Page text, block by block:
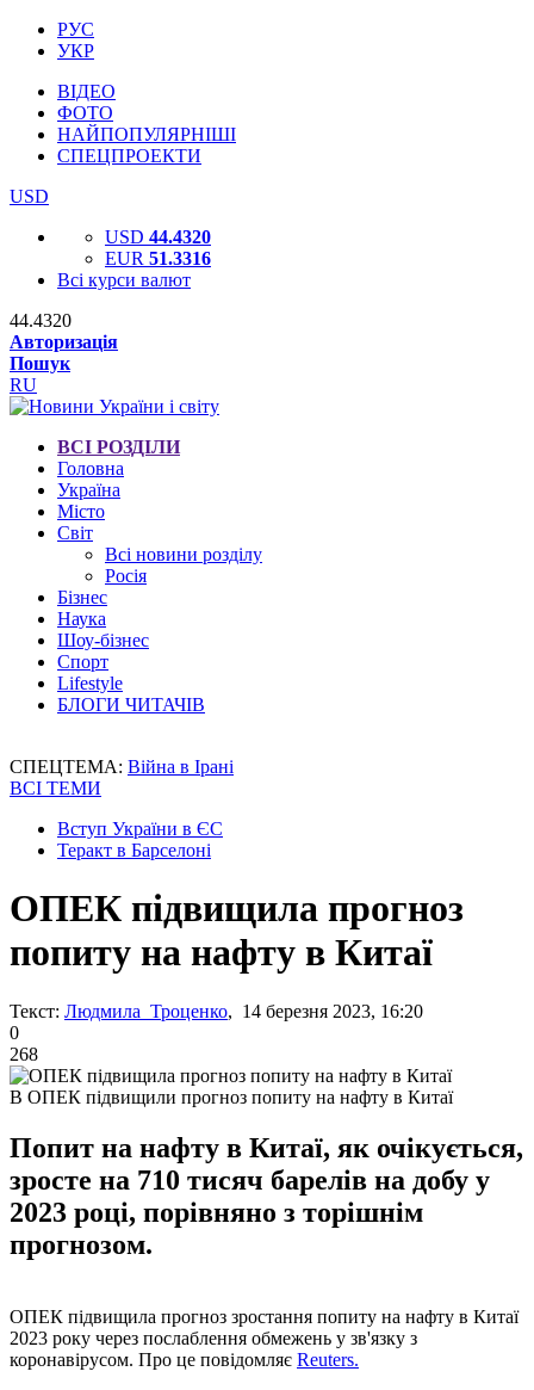
РУС
УКР
ВІДЕО
ФОТО
НАЙПОПУЛЯРНІШІ
СПЕЦПРОЕКТИ
USD
USD 44.4320
EUR 51.3316
Всі курси валют
44.4320
Авторизація
Пошук
RU
ВСІ РОЗДІЛИ
Головна
Україна
Місто
Світ
Всі новини розділу
Росія
Бізнес
Наука
Шоу-бізнес
Спорт
Lifestyle
БЛОГИ ЧИТАЧІВ
СПЕЦТЕМА: Війна в Ірані
ВСІ ТЕМИ
Вступ України в ЄС
Теракт в Барселоні
ОПЕК підвищила прогноз
попиту на нафту в Китаї
Текст: Людмила Троценко, 14 березня 2023, 16:20
0
268
В ОПЕК підвищили прогноз попиту на нафту в Китаї
Попит на нафту в Китаї, як очікується,
зросте на 710 тисяч барелів на добу у
2023 році, порівняно з торішнім
прогнозом.
ОПЕК підвищила прогноз зростання попиту на нафту в Китаї
2023 року через послаблення обмежень у зв'язку з
коронавірусом. Про це повідомляє Reuters.